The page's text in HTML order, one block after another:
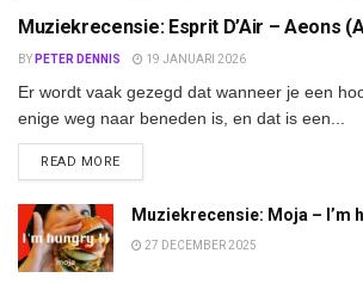
Muziekrecensie: Esprit D’Air – Aeons
BY PETER DENNIS 19 JANUARI 2026
Er wordt vaak gezegd dat wanneer je een
enige weg naar beneden is, en dat is een...
READ MOREDETAILS
Muziekrecensie: Moja – I’m
27 DECEMBER 2025